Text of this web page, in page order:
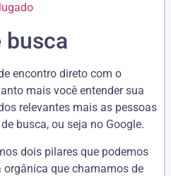
busca
encontro direto com o
mais você entender sua
relevantes mais as pessoas
busca, ou seja no Google.
dois pilares que podemos
que chamamos de